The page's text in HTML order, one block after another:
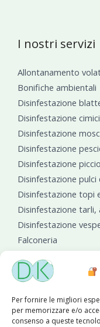
Per fornire le migliori
per memorizzare e/o
consenso a queste
I nostri servizi
Allontanamento
Bonifiche ambientali
Disinfestazione
Disinfestazione
Disinfestazione
Disinfestazione
Disinfestazione
Disinfestazione pulci
Disinfestazione topi
Disinfestazione
Disinfestazione
Falconeria